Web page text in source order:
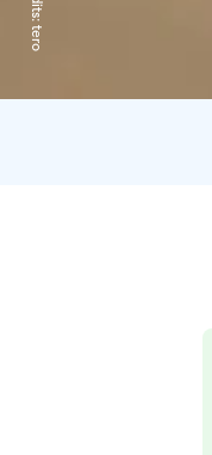
tero